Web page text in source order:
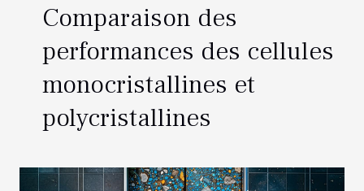
Comparaison des
performances des cellules
monocristallines et
polycristallines